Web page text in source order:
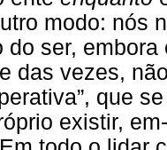
modo: nós
do ser,
das vezes,
que
existir,